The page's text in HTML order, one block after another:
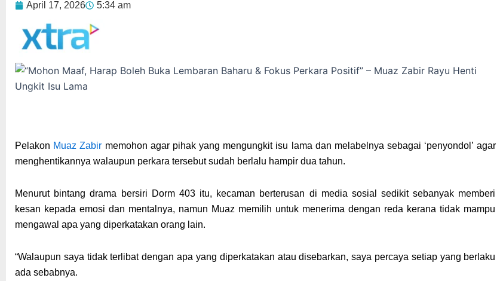
April 17, 2026 5:34 am
Pelakon Muaz Zabir memohon agar pihak yang mengungkit isu lama dan melabelnya sebagai ‘penyondol’ agar
menghentikannya walaupun perkara tersebut sudah berlalu hampir dua tahun.
Menurut bintang drama bersiri Dorm 403 itu, kecaman berterusan di media sosial sedikit sebanyak memberi
kesan kepada emosi dan mentalnya, namun Muaz memilih untuk menerima dengan reda kerana tidak mampu
mengawal apa yang diperkatakan orang lain.
“Walaupun saya tidak terlibat dengan apa yang diperkatakan atau disebarkan, saya percaya setiap yang berlaku
ada sebabnya.